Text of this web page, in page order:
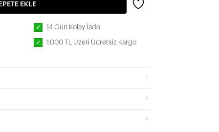
EKLE
✓ 14 Gün Kolay İade
✓ 1.000 TL Üzeri Ücretsiz Kargo